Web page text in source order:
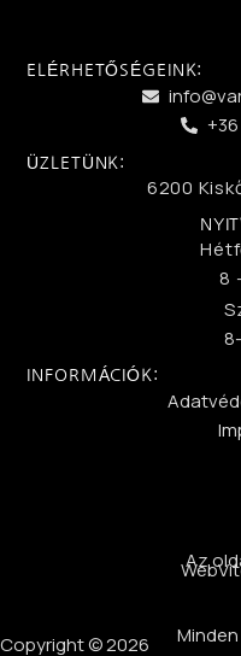
ELÉRHETŐSÉGEINK:
ÜZLETÜNK:
6200
8
INFORMÁCIÓK:
Az
Copyright © 2026